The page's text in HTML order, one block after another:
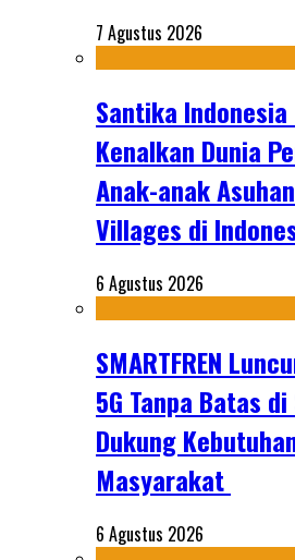
7 Agustus 2026
Santika
Kenalkan Dunia
Anak-anak
Villages di
6 Agustus 2026
SMARTFREN
5G Tanpa Batas
Dukung
Masyarakat
6 Agustus 2026